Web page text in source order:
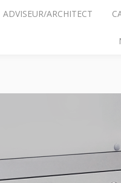
ADVISEUR/ARCHITECT